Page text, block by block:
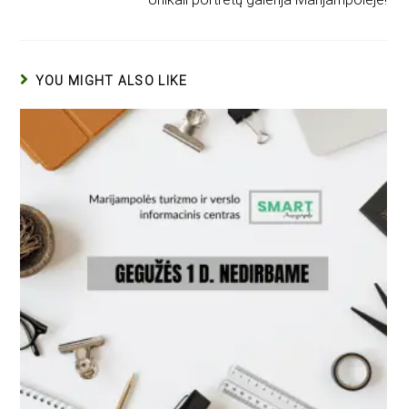
YOU MIGHT ALSO LIKE